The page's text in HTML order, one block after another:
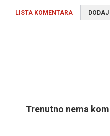
LISTA KOMENTARA
Trenutno nema